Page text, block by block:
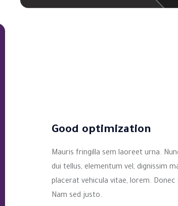
Good optimization
Mauris fringilla sem laoreet urna.
dui tellus, elementum vel, dignissim
placerat vehicula vitae, lorem.
Nam sed justo.